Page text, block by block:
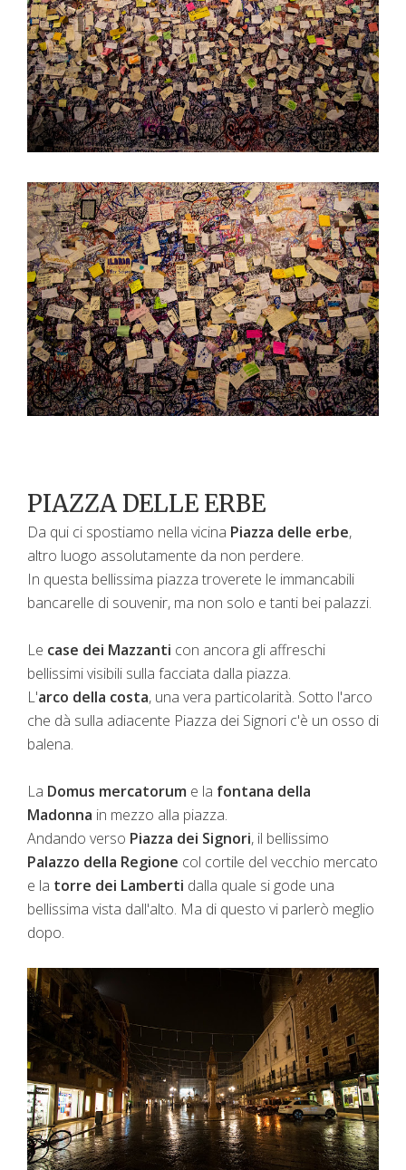
PIAZZA DELLE ERBE
Da qui ci spostiamo nella vicina Piazza delle erbe,
altro luogo assolutamente da non perdere.
In questa bellissima piazza troverete le immancabili
bancarelle di souvenir, ma non solo e tanti bei palazzi.
Le case dei Mazzanti con ancora gli affreschi
bellissimi visibili sulla facciata dalla piazza.
L'arco della costa, una vera particolarità. Sotto l'arco
che dà sulla adiacente Piazza dei Signori c'è un osso di
balena.
La Domus mercatorum e la fontana della
Madonna in mezzo alla piazza.
Andando verso Piazza dei Signori, il bellissimo
Palazzo della Regione col cortile del vecchio mercato
e la torre dei Lamberti dalla quale si gode una
bellissima vista dall'alto. Ma di questo vi parlerò meglio
dopo.